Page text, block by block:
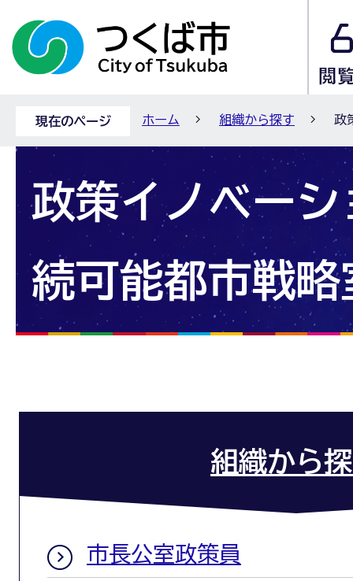
現在のページ ホーム 組織から探す 政
政策イノベーシ
続可能都市戦略
組織から
市長公室政策員